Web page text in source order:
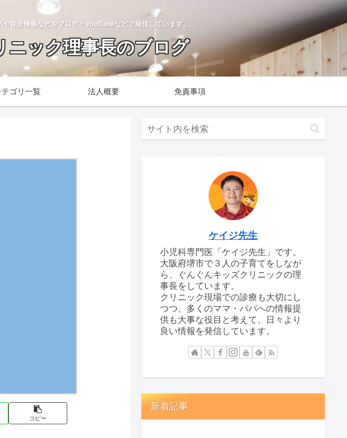
育児情報などをブログ・YouTubeなどで発信しています。
ック理事長のブログ
テゴリ一覧 法人概要 免責事項
コピー
ケイジ先生
小児科専門医「ケイジ先生」です。
大阪府堺市で３人の子育てをしなが
ら、ぐんぐんキッズクリニックの理
事長をしています。
クリニック現場での診療も大切にし
つつ、多くのママ・パパへの情報提
供も大事な役目と考えて、日々より
良い情報を発信しています。
新着記事